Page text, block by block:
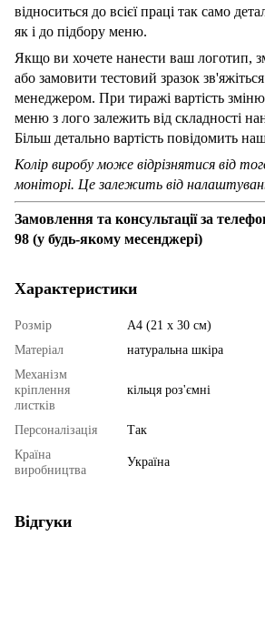
відноситься до всієї праці так само
як і до підбору меню.
Якщо ви хочете нанести ваш логотип,
або замовити тестовий зразок
менеджером. При тиражі вартість
меню з лого залежить від складності
Більш детально вартість повідомить
Колір виробу може відрізнятися від
моніторі. Це залежить від
Замовлення та консультації за
98 (у будь-якому месенджері)
Характеристики
Розмір
А4 (21 х 30 см)
Матеріал
натуральна шкіра
Механізм
кріплення
листків
кільця роз'ємні
Персоналізація
Так
Країна
виробництва
Україна
Відгуки